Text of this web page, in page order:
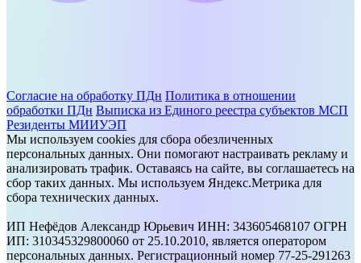
Согласие на обработку ПДн Политика в отношении
обработки ПДн Выписка из Единого реестра субъектов МСП
Резиденты МИИУЭП
Мы используем cookies для сбора обезличенных
персональных данных. Они помогают настраивать рекламу и
анализировать трафик. Оставаясь на сайте, вы соглашаетесь на
сбор таких данных. Мы используем Яндекс.Метрика для
сбора технических данных.
ИП Нефёдов Александр Юрьевич ИНН: 343605468107 ОГРН
ИП: 310345329800060 от 25.10.2010, является оператором
персональных данных. Регистрационный номер 77-25-291263